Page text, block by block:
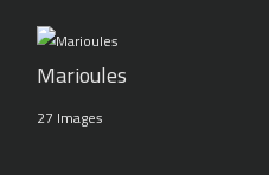
Marioules
27 Images